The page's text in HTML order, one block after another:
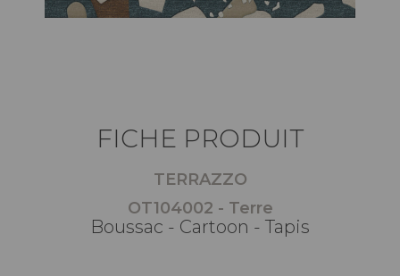
FICHE PRODUIT
TERRAZZO
OT104002 - Terre
Boussac - Cartoon - Tapis